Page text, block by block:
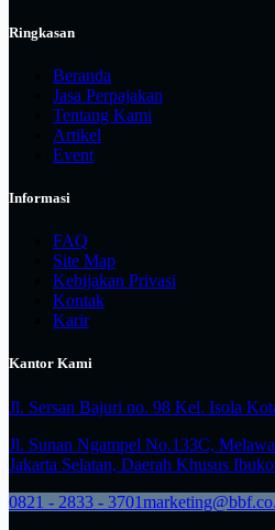
Ringkasan
Beranda
Jasa Perpajakan
Tentang Kami
Artikel
Event
Informasi
FAQ
Site Map
Kebijakan Privasi
Kontak
Karir
Kantor Kami
Jl. Sersan Bajuri no. 98 Kel. Isola
Jl. Sunan Ngampel No.133C,
Jakarta Selatan, Daerah Khusus
0821 - 2833 - 3701